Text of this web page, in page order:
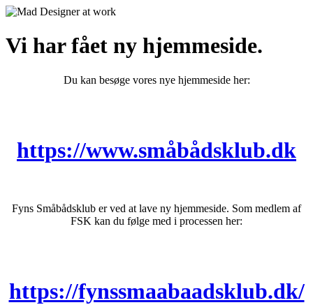
Vi har fået ny hjemmeside.
Du kan besøge vores nye hjemmeside her:
https://www.småbådsklub.dk
Fyns Småbådsklub er ved at lave ny hjemmeside. Som medlem af
FSK kan du følge med i processen her:
https://fynssmaabaadsklub.dk/